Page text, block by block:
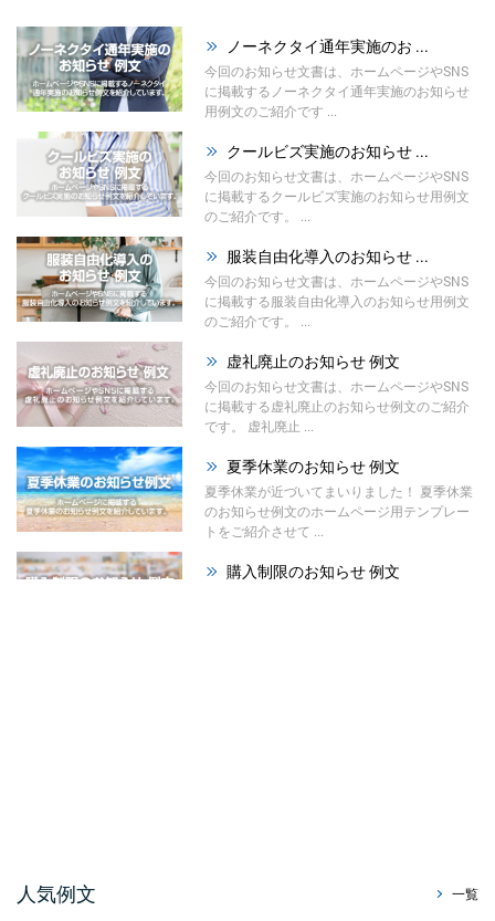
ノーネクタイ通年実施のお ...
今回のお知らせ文書は、ホームページやSNS
に掲載するノーネクタイ通年実施のお知らせ
用例文のご紹介です ...
クールビズ実施のお知らせ ...
今回のお知らせ文書は、ホームページやSNS
に掲載するクールビズ実施のお知らせ用例文
のご紹介です。 ...
服装自由化導入のお知らせ ...
今回のお知らせ文書は、ホームページやSNS
に掲載する服装自由化導入のお知らせ用例文
のご紹介です。 ...
虚礼廃止のお知らせ 例文
今回のお知らせ文書は、ホームページやSNS
に掲載する虚礼廃止のお知らせ例文のご紹介
です。 虚礼廃止 ...
夏季休業のお知らせ 例文
夏季休業が近づいてまいりました！ 夏季休業
のお知らせ例文のホームページ用テンプレー
トをご紹介させて ...
購入制限のお知らせ 例文
人気例文 一覧